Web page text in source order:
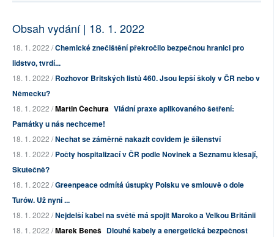
Obsah vydání | 18. 1. 2022
18. 1. 2022 /Chemické znečištění překročilo bezpečnou hranici pro
lidstvo, tvrdí...
18. 1. 2022 /Rozhovor Britských listů 460. Jsou lepší školy v ČR nebo v
Německu?
18. 1. 2022 /Martin Čechura Vládní praxe aplikovaného šetření:
Památky u nás nechceme!
18. 1. 2022 /Nechat se záměrně nakazit covidem je šílenství
18. 1. 2022 /Počty hospitalizací v ČR podle Novinek a Seznamu klesají,
Skutečně?
18. 1. 2022 /Greenpeace odmítá ústupky Polsku ve smlouvě o dole
Turów. Už nyní ...
18. 1. 2022 /Nejdelší kabel na světě má spojit Maroko a Velkou Británii
18. 1. 2022 /Marek Beneš Dlouhé kabely a energetická bezpečnost